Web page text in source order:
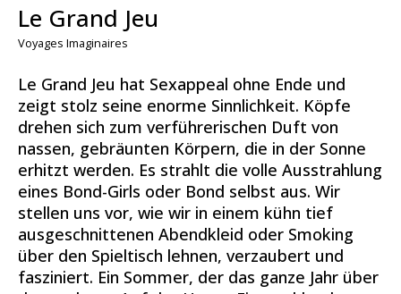
Le Grand Jeu
Voyages Imaginaires
Le Grand Jeu hat Sexappeal ohne Ende und
zeigt stolz seine enorme Sinnlichkeit. Köpfe
drehen sich zum verführerischen Duft von
nassen, gebräunten Körpern, die in der Sonne
erhitzt werden. Es strahlt die volle Ausstrahlung
eines Bond-Girls oder Bond selbst aus. Wir
stellen uns vor, wie wir in einem kühn tief
ausgeschnittenen Abendkleid oder Smoking
über den Spieltisch lehnen, verzaubert und
fasziniert. Ein Sommer, der das ganze Jahr über